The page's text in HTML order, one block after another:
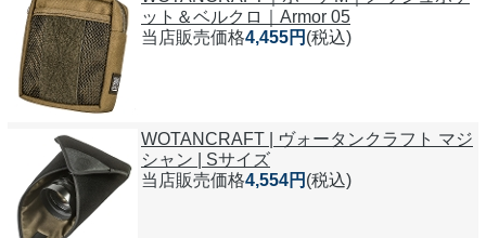
ット＆ベルクロ｜Armor 05
当店販売価格4,455円 (税込)
WOTANCRAFT | ヴォータンクラフト マジ
シャン | Sサイズ
当店販売価格4,554円 (税込)